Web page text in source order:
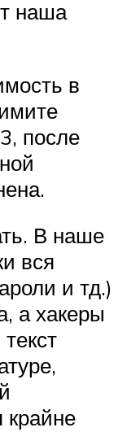
наша
в
после
В наше
вся
и тд.)
а хакеры
крайне